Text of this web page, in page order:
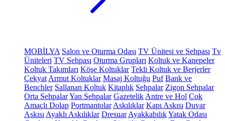
MOBİLYA Salon ve Oturma Odası TV Ünitesi ve Sehpası Tv
Üniteleri TV Sehpası Oturma Grupları Koltuk ve Kanepeler
Koltuk Takımları Köşe Koltuklar Tekli Koltuk ve Berjerler
Çekyat Armut Koltuklar Masaj Koltuğu Puf Bank ve
Benchler Sallanan Koltuk Kitaplık Sehpalar Zigon Sehpalar
Orta SehpalarYan Sehpalar Gazetelik Antre ve Hol Çok
Amaçlı Dolap Portmantolar Askılıklar Kapı Askısı Duvar
Askısı Ayaklı Askılıklar Dresuar AyakkabılıkYatak Odası